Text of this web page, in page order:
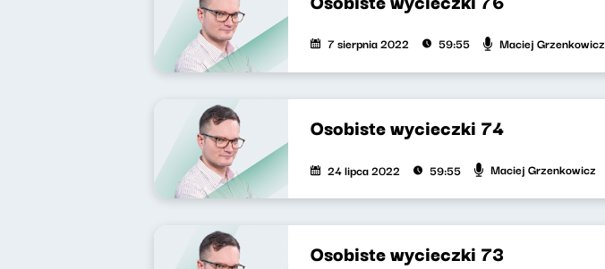
7 sierpnia 2022 59:55 Maciej Grzenkowicz
Osobiste wycieczki 74
24 lipca 2022 59:55 Maciej Grzenkowicz
Osobiste wycieczki 73